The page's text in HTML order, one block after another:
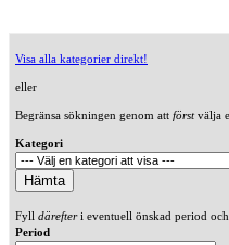
Visa alla kategorier direkt!
eller
Begränsa sökningen genom att förstvälja
Kategori
Fyll därefteri eventuell önskad period och
Period